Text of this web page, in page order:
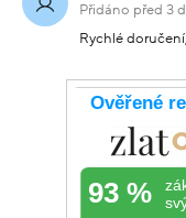
Přidáno před 3
Rychlé